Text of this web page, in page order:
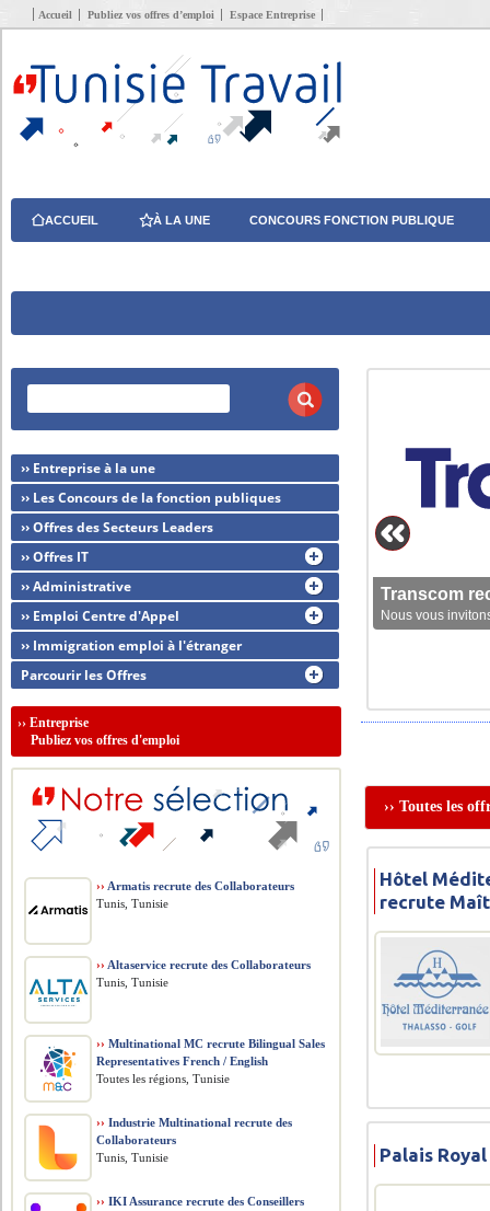
Accueil Publiez vos offres d’emploi Espace Entreprise
ACCUEIL À LA UNE CONCOURS FONCTION PUBLIQUE
Transcom
Nous vous
›› Toutes les
Hôtel
recrute
Palais
›› Entreprise à la une
›› Les Concours de la fonction publiques
›› Offres des Secteurs Leaders
›› Offres IT
›› Administrative
›› Emploi Centre d'Appel
›› Immigration emploi à l'étranger
Parcourir les Offres
››Entreprise
Publiez vos offres d'emploi
›› Armatis recrute des Collaborateurs
Tunis, Tunisie
›› Altaservice recrute des Collaborateurs
Tunis, Tunisie
›› Multinational MC recrute Bilingual Sales
Representatives French / English
Toutes les régions, Tunisie
›› Industrie Multinational recrute des
Collaborateurs
Tunis, Tunisie
›› IKI Assurance recrute des Conseillers